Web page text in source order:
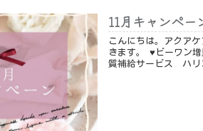
11月キャンペ
こんにちは。アクアケアです♬ １１月のキャンペーン
きます。 ♥ビーワン増量サービス 水分ケア 乾燥対策 ツヤ髪 ♥タンパク